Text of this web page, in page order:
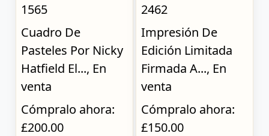
1565
Cuadro De
Pasteles Por Nicky
Hatfield El..., En
venta
Cómpralo ahora:
£200.00
2462
Impresión De
Edición Limitada
Firmada A..., En
venta
Cómpralo ahora:
£150.00